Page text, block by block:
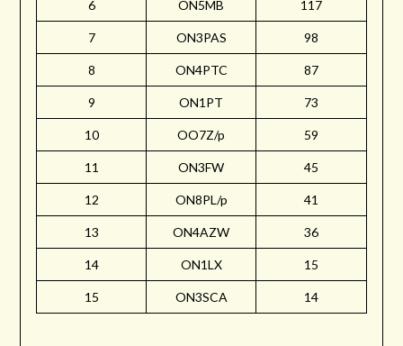
6 ON5MB 117
7 ON3PAS 98
8 ON4PTC 87
9 ON1PT 73
10 OO7Z/p 59
11 ON3FW 45
12 ON8PL/p 41
13 ON4AZW 36
14 ON1LX 15
15 ON3SCA 14